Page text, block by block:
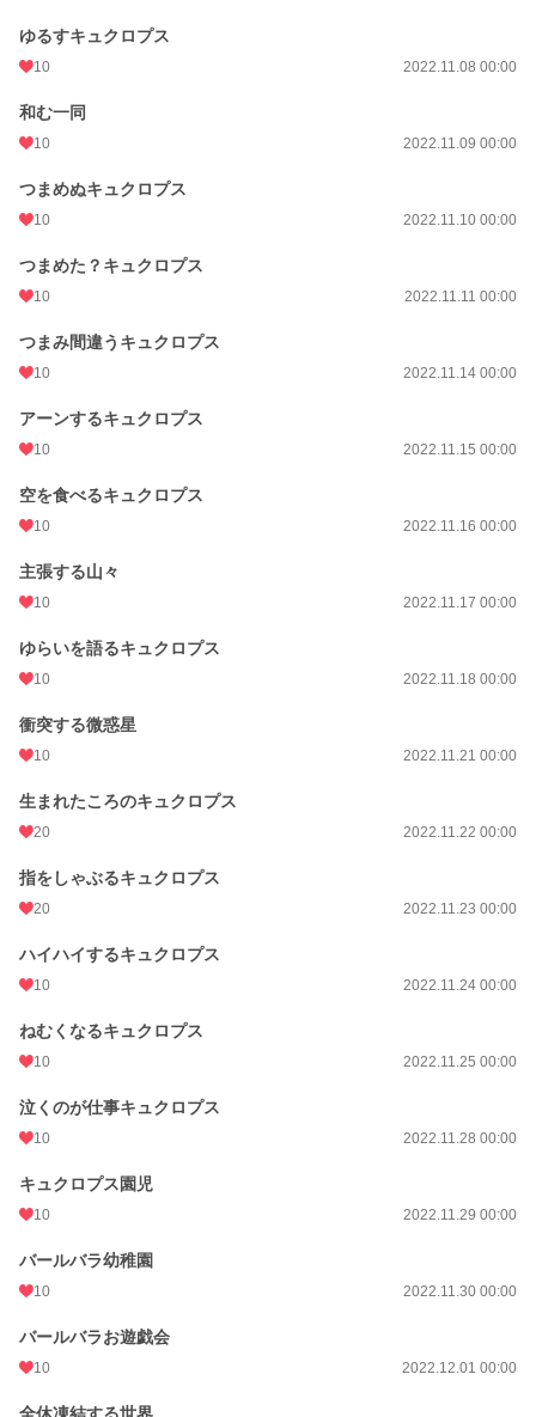
ゆるすキュクロプス
10 2022.11.08 00:00
和む一同
10 2022.11.09 00:00
つまめぬキュクロプス
10 2022.11.10 00:00
つまめた？キュクロプス
10 2022.11.11 00:00
つまみ間違うキュクロプス
10 2022.11.14 00:00
アーンするキュクロプス
10 2022.11.15 00:00
空を食べるキュクロプス
10 2022.11.16 00:00
主張する山々
10 2022.11.17 00:00
ゆらいを語るキュクロプス
10 2022.11.18 00:00
衝突する微惑星
10 2022.11.21 00:00
生まれたころのキュクロプス
20 2022.11.22 00:00
指をしゃぶるキュクロプス
20 2022.11.23 00:00
ハイハイするキュクロプス
10 2022.11.24 00:00
ねむくなるキュクロプス
10 2022.11.25 00:00
泣くのが仕事キュクロプス
10 2022.11.28 00:00
キュクロプス園児
10 2022.11.29 00:00
バールバラ幼稚園
10 2022.11.30 00:00
バールバラお遊戯会
10 2022.12.01 00:00